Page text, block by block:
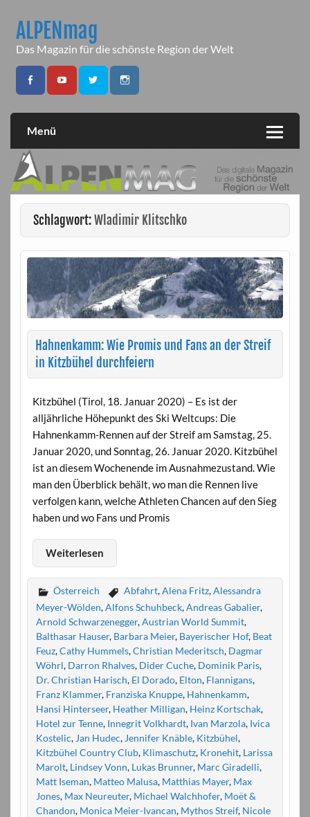
contentALPENmag
Das Magazin für die schönste Region der Welt
Menü
Schlagwort:Wladimir Klitschko
Hahnenkamm: Wie Promis und Fans an der Streif
in Kitzbühel durchfeiern
Kitzbühel (Tirol, 18. Januar 2020) – Es ist der
alljährliche Höhepunkt des Ski Weltcups: Die
Hahnenkamm-Rennen auf der Streif am Samstag, 25.
Januar 2020, und Sonntag, 26. Januar 2020. Kitzbühel
ist an diesem Wochenende im Ausnahmezustand. Wie
man den Überblick behält, wo man die Rennen live
verfolgen kann, welche Athleten Chancen auf den Sieg
haben und wo Fans und Promis
Weiterlesen
Österreich Abfahrt,Alena Fritz,Alessandra
Meyer-Wölden,Alfons Schuhbeck,Andreas Gabalier,
Arnold Schwarzenegger,Austrian World Summit,
Balthasar Hauser, Barbara Meier, Bayerischer Hof, Beat
Feuz,Cathy Hummels,Christian Mederitsch, Dagmar
Wöhrl, Darron Rhalves, Dider Cuche, Dominik Paris,
Dr. Christian Harisch, El Dorado, Elton, Flannigans,
Franz Klammer, Franziska Knuppe, Hahnenkamm,
Hansi Hinterseer, Heather Milligan, Heinz Kortschak,
Hotel zur Tenne, Innegrit Volkhardt, Ivan Marzola, Ivica
Kostelic, Jan Hudec, Jennifer Knäble, Kitzbühel,
Kitzbühel Country Club, Klimaschutz, Kronehit, Larissa
Marolt, Lindsey Vonn, Lukas Brunner, Marc Giradelli,
Matt Iseman, Matteo Malusa, Matthias Mayer, Max
Jones, Max Neureuter, Michael Walchhofer, Moët &
Chandon, Monica Meier-Ivancan, Mythos Streif, Nicole